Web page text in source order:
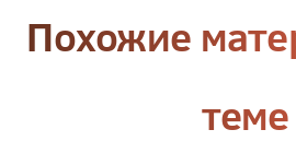
Похожие
теме